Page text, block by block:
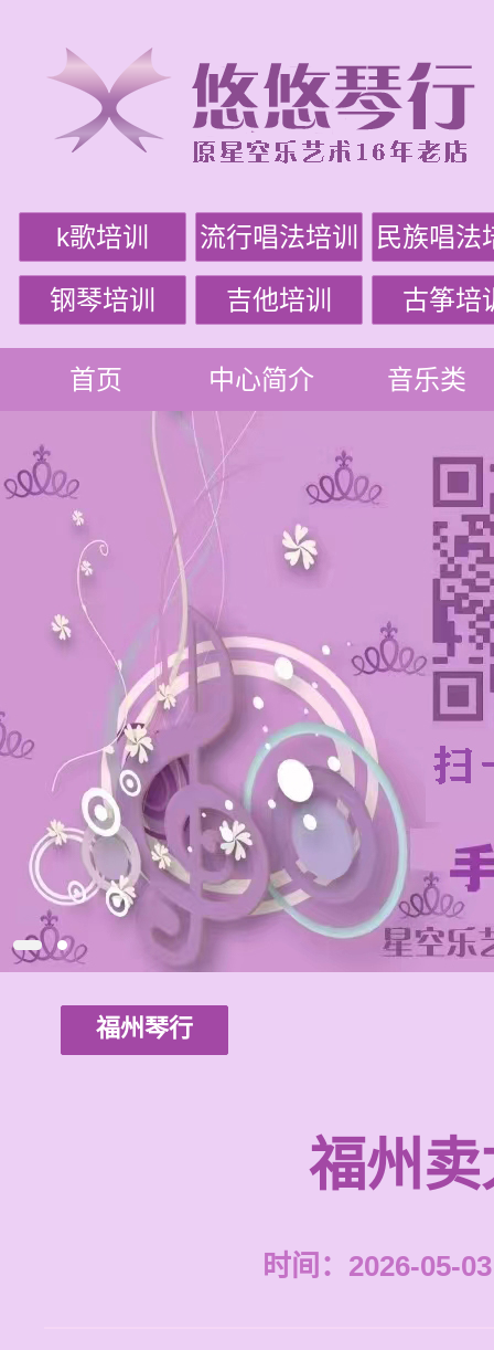
k歌培训 流行唱法培训 民族唱法
钢琴培训 吉他培训 古筝培
首页 中心简介 音乐类
福州琴行
福州
时间：2026-05-